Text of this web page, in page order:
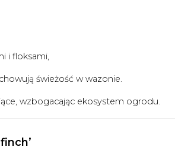
i floksami,
świeżość w wazonie.
wzbogacając ekosystem ogrodu.